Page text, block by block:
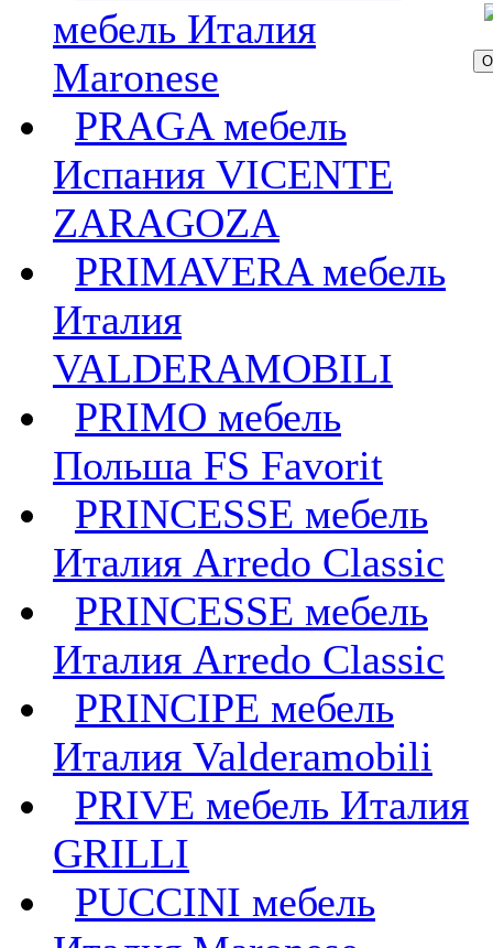
мебель Италия
Maronese
PRAGA мебель
Испания VICENTE
ZARAGOZA
PRIMAVERA мебель
Италия
VALDERAMOBILI
PRIMO мебель
Польша FS Favorit
PRINCESSE мебель
Италия Arredo Classic
PRINCESSE мебель
Италия Arredo Classic
PRINCIPE мебель
Италия Valderamobili
PRIVE мебель Италия
GRILLI
PUCCINI мебель